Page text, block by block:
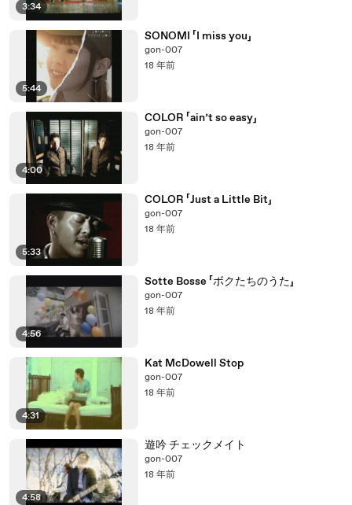
3:34
5:44
SONOMI 「I miss you」
gon-007
18 年前
4:00
COLOR 「ain’t so easy」
gon-007
18 年前
5:33
COLOR 「Just a Little Bit」
gon-007
18 年前
4:56
Sotte Bosse 「ボクたちのうた」
gon-007
18 年前
4:31
Kat McDowell Stop
gon-007
18 年前
4:58
遊吟 チェックメイト
gon-007
18 年前